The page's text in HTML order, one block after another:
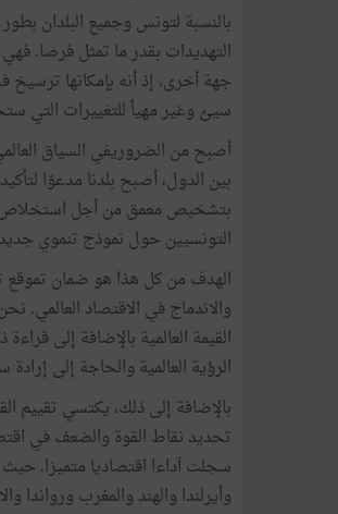
بالنسبة لتونس وجميع البلدان
التهديدات بقدر ما تمثل فرصا.
جهة أخرى، إذ أنه بإمكانها
سيئ وغير مهيأ للتغييرات التي
أصبح من الضروريفي السياق
بين الدول، أصبح بلدنا مدعوّا
بتشخيص معمق من أجل استخلاص
التونسيين حول نموذج تنموي
الهدف من كل هذا هو ضمان تموقع
والاندماج في الاقتصاد
القيمة العالمية بالإضافة إلى
الرؤية العالمية والحاجة إلى
بالإضافة إلى ذلك، يكتسي تقييم
تحديد نقاط القوة والضعف في
سجلت آداءا اقتصاديا متميزا.
وأيرلندا والهند والمغرب ورواندا